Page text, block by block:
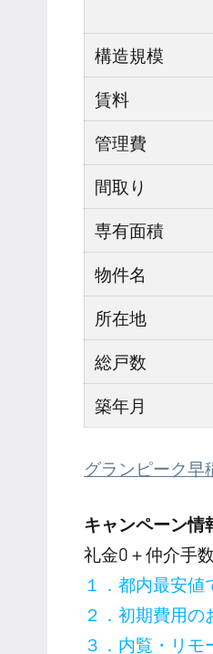
構造規模
賃料
管理費
間取り
専有面積
物件名
所在地
総戸数
築年月
グランピーク早
キャンペーン情
礼金0 ＋仲介手
１．都内最安値
２．初期費用の
３．内覧・リモ